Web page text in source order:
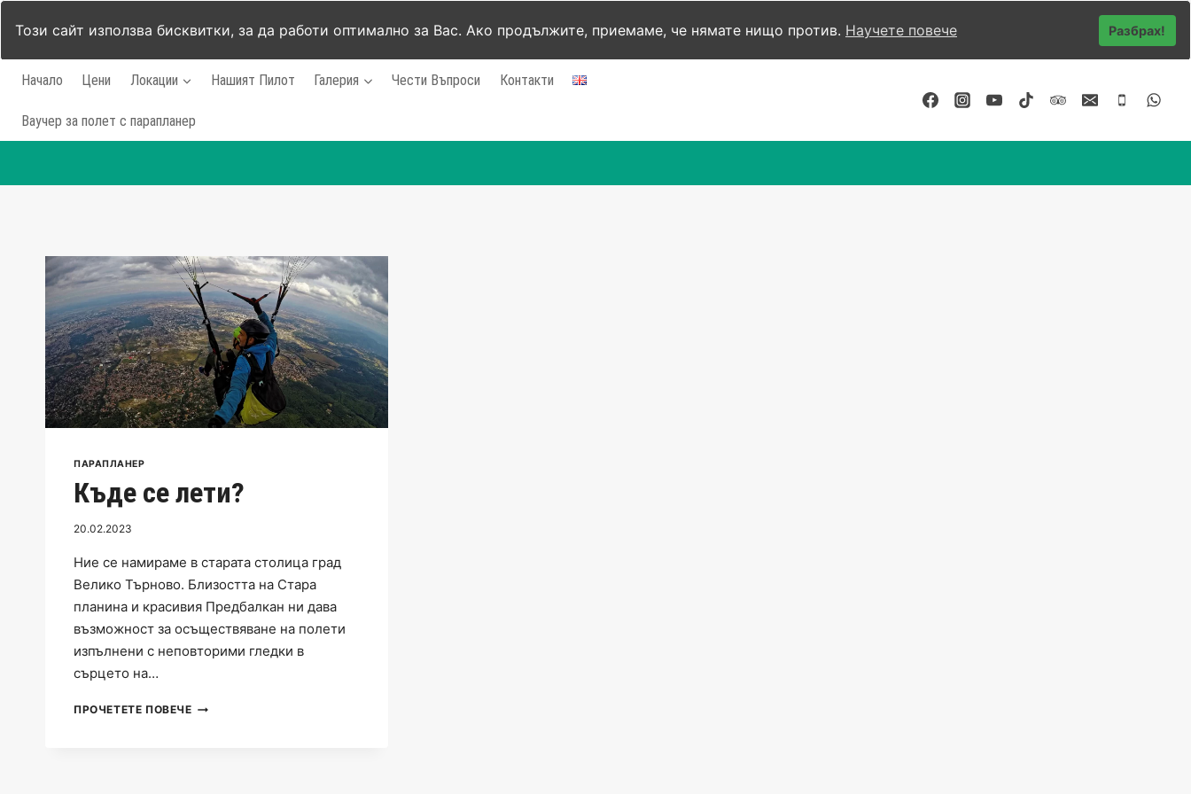
Този сайт използва бисквитки, за да работи оптимално за Вас. Ако продължите, приемаме, че нямате нищо против. Научете повече Разбрах!
съдържанието
Начало Цени Локации Нашият Пилот Галерия Чести Въпроси Контакти
Ваучер за полет с парапланер
ПАРАПЛАНЕР
Къде се лети?
20.02.2023
Ние се намираме в старата столица град
Велико Търново. Близостта на Стара
планина и красивия Предбалкан ни дава
възможност за осъществяване на полети
изпълнени с неповторими гледки в
сърцето на…
ПРОЧЕТЕТЕ ПОВЕЧЕКЪДЕ